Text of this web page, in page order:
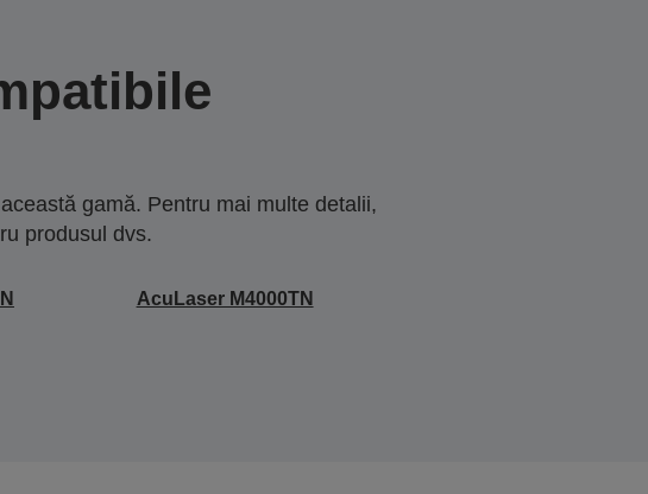
gamă. Pentru mai multe detalii,
produsul dvs.
AcuLaser M4000TN